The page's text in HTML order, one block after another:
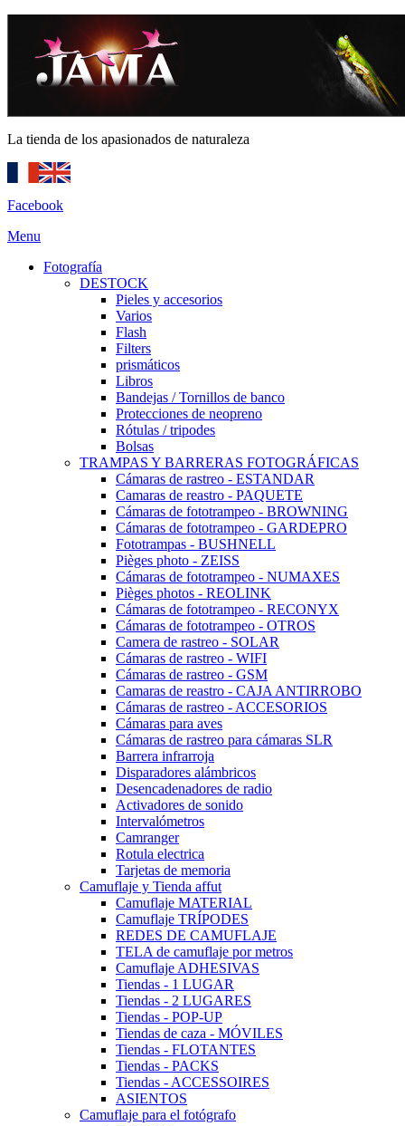
La tienda de los apasionados de naturaleza
Facebook
Menu
Fotografía
DESTOCK
Pieles y accesorios
Varios
Flash
Filters
prismáticos
Libros
Bandejas / Tornillos de banco
Protecciones de neopreno
Rótulas / tripodes
Bolsas
TRAMPAS Y BARRERAS FOTOGRÁFICAS
Cámaras de rastreo - ESTANDAR
Camaras de reastro - PAQUETE
Cámaras de fototrampeo - BROWNING
Cámaras de fototrampeo - GARDEPRO
Fototrampas - BUSHNELL
Pièges photo - ZEISS
Cámaras de fototrampeo - NUMAXES
Pièges photos - REOLINK
Cámaras de fototrampeo - RECONYX
Cámaras de fototrampeo - OTROS
Camera de rastreo - SOLAR
Cámaras de rastreo - WIFI
Cámaras de rastreo - GSM
Camaras de reastro - CAJA ANTIRROBO
Cámaras de rastreo - ACCESORIOS
Cámaras para aves
Cámaras de rastreo para cámaras SLR
Barrera infrarroja
Disparadores alámbricos
Desencadenadores de radio
Activadores de sonido
Intervalómetros
Camranger
Rotula electrica
Tarjetas de memoria
Camuflaje y Tienda affut
Camuflaje MATERIAL
Camuflaje TRÍPODES
REDES DE CAMUFLAJE
TELA de camuflaje por metros
Camuflaje ADHESIVAS
Tiendas - 1 LUGAR
Tiendas - 2 LUGARES
Tiendas - POP-UP
Tiendas de caza - MÓVILES
Tiendas - FLOTANTES
Tiendas - PACKS
Tiendas - ACCESSOIRES
ASIENTOS
Camuflaje para el fotógrafo